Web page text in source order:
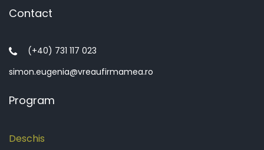
Contact
(+40) 731 117 023
simon.eugenia@vreaufirmamea.ro
Program
Deschis